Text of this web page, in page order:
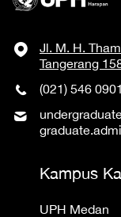
Jl. M. H.
Tangerang
(021) 546 0901
Kampus
UPH Medan